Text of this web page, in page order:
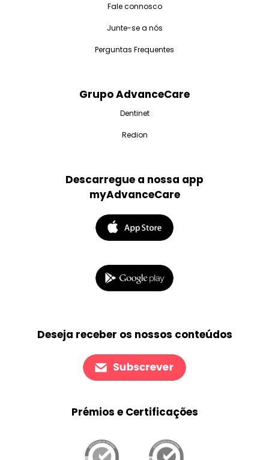
Fale connosco
Junte-se a nós
Perguntas Frequentes
Grupo AdvanceCare
Dentinet
Redion
Descarregue a nossa app
myAdvanceCare
Deseja receber os nossos conteúdos
Prémios e Certificações